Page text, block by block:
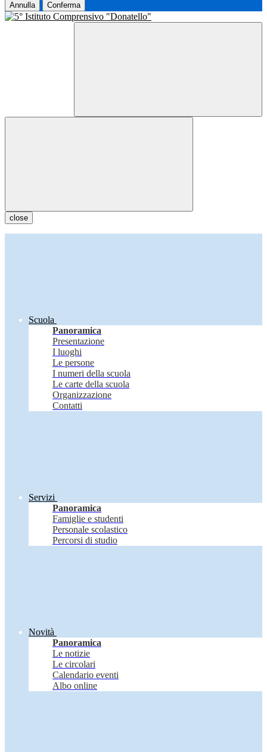
Annulla Conferma
close
Scuola
Panoramica
Presentazione
I luoghi
Le persone
I numeri della scuola
Le carte della scuola
Organizzazione
Contatti
Servizi
Panoramica
Famiglie e studenti
Personale scolastico
Percorsi di studio
Novità
Panoramica
Le notizie
Le circolari
Calendario eventi
Albo online